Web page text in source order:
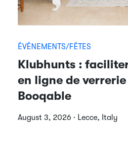
ÉVÉNEMENTS/FÊTES
Klubhunts :
en ligne de
Booqable
August 3, 2026 · Lecce, Italy